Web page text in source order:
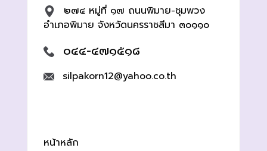
๒๗๔ หมู่ที่ ๑๗ ถนนพิมาย-ชุมพวง
อำเภอพิมาย จังหวัดนครราชสีมา ๓๐๑๑๐
๐๔๔-๔๗๑๕๑๘
silpakorn12@yahoo.co.th
หน้าหลัก